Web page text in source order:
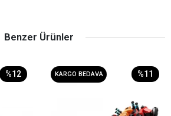
Benzer Ürünler
%12 KARGO BEDAVA %11